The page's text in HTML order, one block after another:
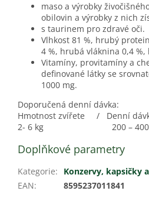
maso a výrobky
obilovin a výrobky z nich
s taurinem pro zdravé oči.
Vlhkost 81 %, hrubý
4 %, hrubá vláknina 0,4
Vitamíny, provitamíny a
definované látky se
1000 mg.
Doporučená denní dávka:
Hmotnost zvířete / Denní
2- 6 kg 200 – 400 g
Doplňkové parametry
Kategorie:
Konzervy, kapsičky
EAN: 8595237011841